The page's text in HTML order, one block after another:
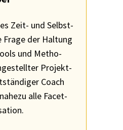
Zeit- und Selbst­
der Haltung
und Metho­
Projekt­
Coach
alle Facet­